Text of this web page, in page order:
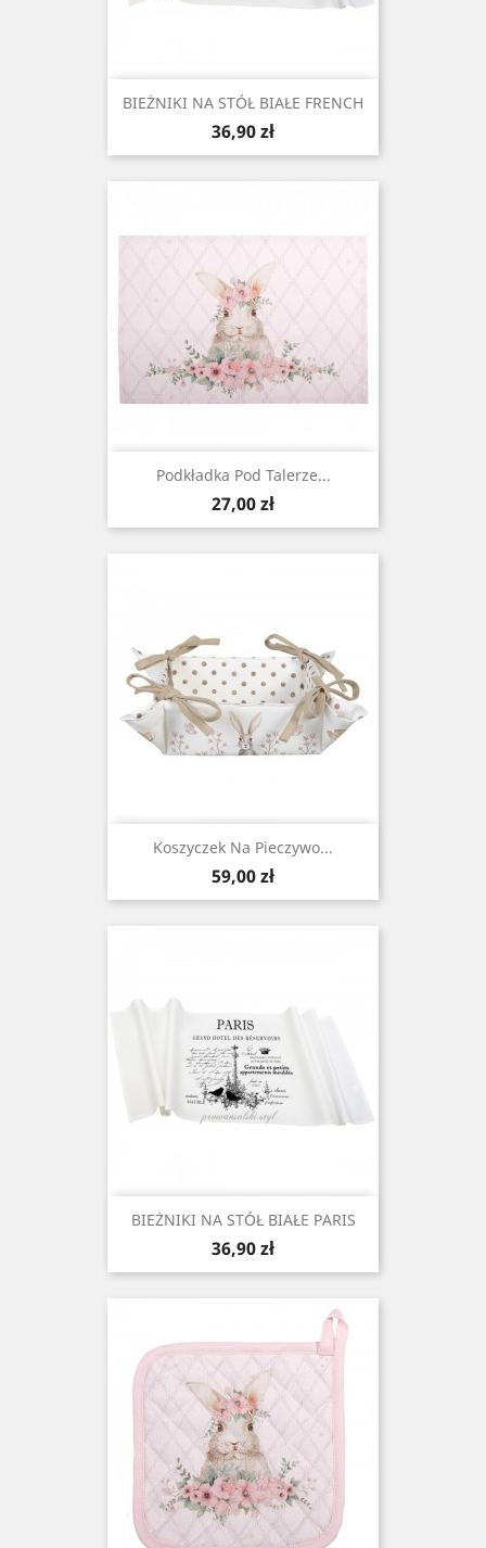
BIEŻNIKI NA STÓŁ BIAŁE FRENCH
Cena
36,90 zł
Podkładka Pod Talerze...
Cena
27,00 zł
Koszyczek Na Pieczywo...
Cena
59,00 zł
BIEŻNIKI NA STÓŁ BIAŁE PARIS
Cena
36,90 zł